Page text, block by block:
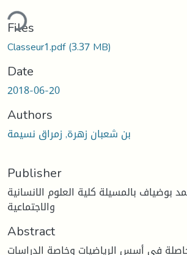
Files
Classeur1.pdf(3.37 MB)
Date
2018-06-20
Authors
بن شعبان زهرة, زمراق نسيمة
Publisher
بوضياف بالمسيلة كلية العلوم الانسانية
والاجتماعية
Abstract
في أسس الرياضيات وخاصة الدراسات